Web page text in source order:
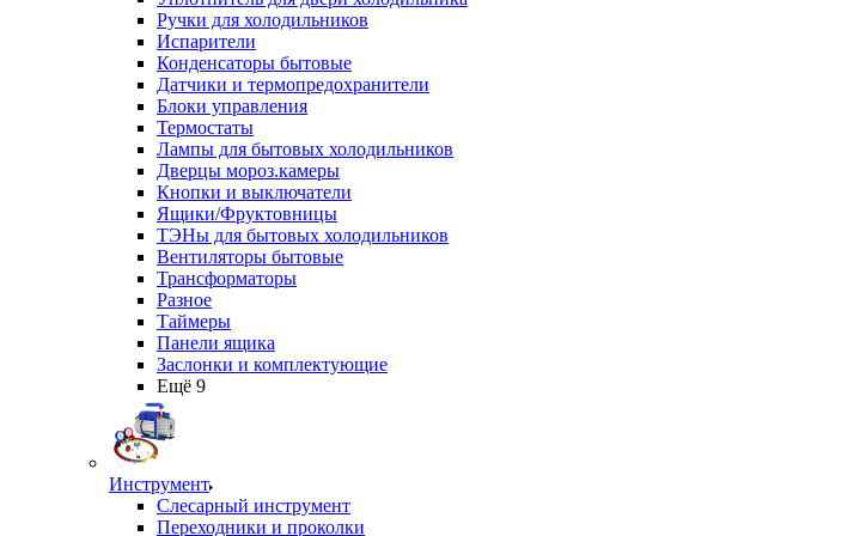
Ручки для холодильников
Испарители
Конденсаторы бытовые
Датчики и термопредохранители
Блоки управления
Термостаты
Лампы для бытовых холодильников
Дверцы мороз.камеры
Кнопки и выключатели
Ящики/Фруктовницы
ТЭНы для бытовых холодильников
Вентиляторы бытовые
Трансформаторы
Разное
Таймеры
Панели ящика
Заслонки и комплектующие
Ещё 9
Инструмент
Слесарный инструмент
Переходники и проколки